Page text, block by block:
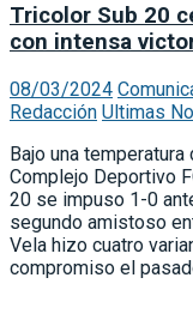
Tricolor Sub 20
con intensa
08/03/2024
Redacción Ultimas
Bajo una
Complejo Deportivo
20 se impuso 1-0
segundo amistoso
Vela hizo cuatro
compromiso el